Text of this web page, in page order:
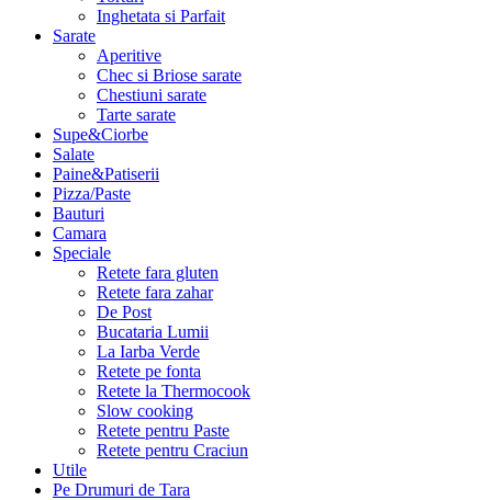
Inghetata si Parfait
Sarate
Aperitive
Chec si Briose sarate
Chestiuni sarate
Tarte sarate
Supe&Ciorbe
Salate
Paine&Patiserii
Pizza/Paste
Bauturi
Camara
Speciale
Retete fara gluten
Retete fara zahar
De Post
Bucataria Lumii
La Iarba Verde
Retete pe fonta
Retete la Thermocook
Slow cooking
Retete pentru Paste
Retete pentru Craciun
Utile
Pe Drumuri de Tara